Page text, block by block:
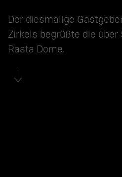
Der diesmalige
Zirkels begrüßte die über
Rasta Dome.